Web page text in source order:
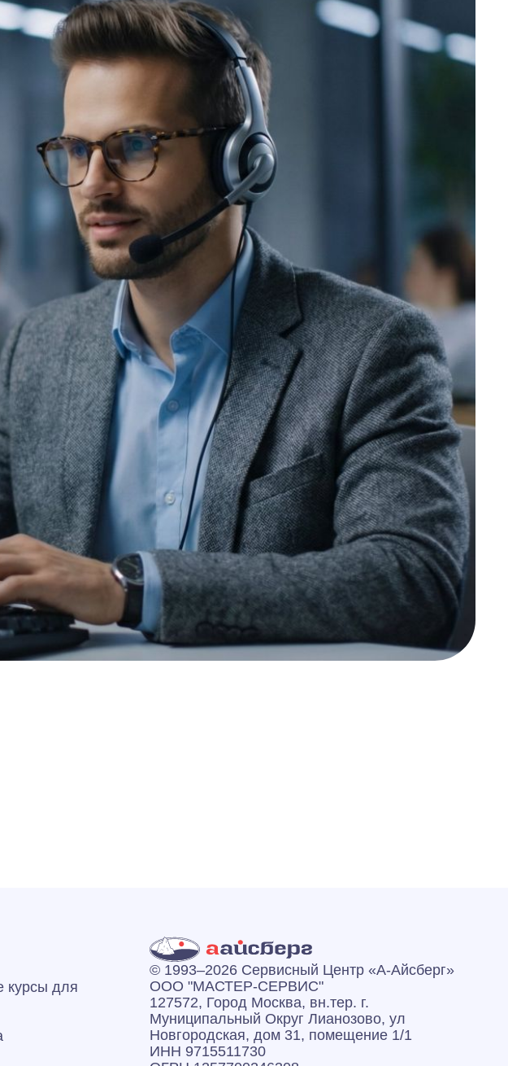
курсы для
© 1993–2026 Сервисный Центр «А‑Айсберг»
ООО "МАСТЕР-СЕРВИС"
127572, Город Москва, вн.тер. г.
Муниципальный Округ Лианозово, ул
Новгородская, дом 31, помещение 1/1
ИНН 9715511730